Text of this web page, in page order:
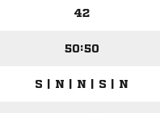
42
50:50
S | N | N | S | N